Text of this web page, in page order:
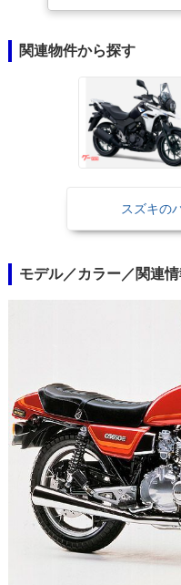
関連物件から探す
スズキの
モデル／カラー／関連情